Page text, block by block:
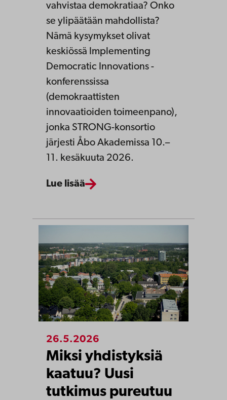
vahvistaa demokratiaa? Onko
se ylipäätään mahdollista?
Nämä kysymykset olivat
keskiössä Implementing
Democratic Innovations -
konferenssissa
(demokraattisten
innovaatioiden toimeenpano),
jonka STRONG-konsortio
järjesti Åbo Akademissa 10.–
11. kesäkuuta 2026.
Lue lisää
26.5.2026
Miksi yhdistyksiä
kaatuu? Uusi
tutkimus pureutuu